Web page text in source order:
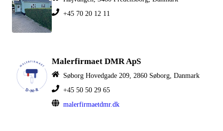
+45 70 20 12 11
Malerfirmaet DMR ApS
Søborg Hovedgade 209, 2860 Søborg, Danmark
+45 50 50 29 65
malerfirmaetdmr.dk